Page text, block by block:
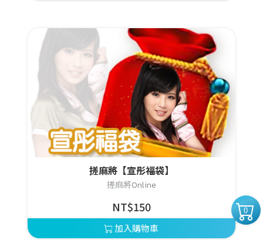
0
搓麻將【宣彤福袋】
搓麻將Online
NT$150
加入購物車